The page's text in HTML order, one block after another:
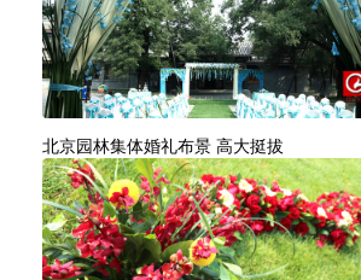
北京园林集体婚礼布景 高大挺拔